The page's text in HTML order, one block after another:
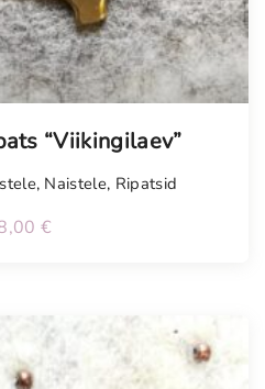
“Viikingilaev”
, Naistele, Ripatsid
€